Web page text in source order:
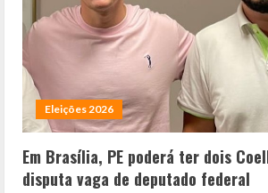
Eleições 2026
Em Brasília, PE poderá ter dois
disputa vaga de deputado federal